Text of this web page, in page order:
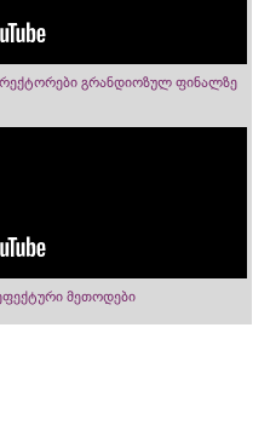
გრანდიოზულ ფინალზე
მეთოდები